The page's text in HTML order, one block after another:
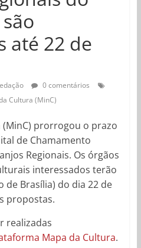
até 22 de
0 comentários
Cultura (MinC)
prorrogou o prazo
de Chamamento
Regionais. Os órgãos
interessados terão
de Brasília) do dia 22 de
propostas.
realizadas
Mapa da Cultura.